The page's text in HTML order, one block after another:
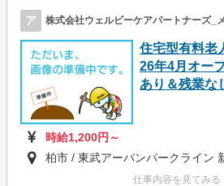
ア 株式会社ウェルビーケアパートナーズ_
住宅型有料老
26年4月オー
あり＆残業な
時給1,200円～
柏市 / 東武アーバンパークライン
仕事内容を見てみる